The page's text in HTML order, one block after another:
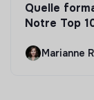
Quelle
Notre Top
Marianne